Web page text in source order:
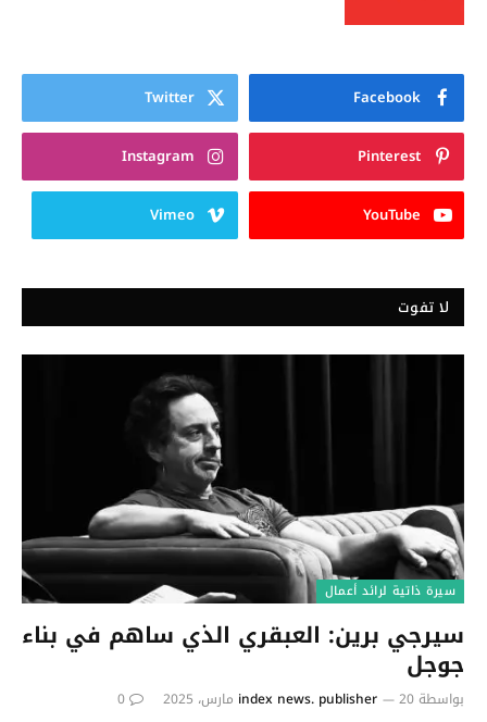
Facebook
Twitter
Pinterest
Instagram
YouTube
Vimeo
لا تفوت
سيرة ذاتية لرائد أعمال
سيرجي برين: العبقري الذي ساهم في بناء
جوجل
بواسطة index news. publisher 20 مارس، 2025 0